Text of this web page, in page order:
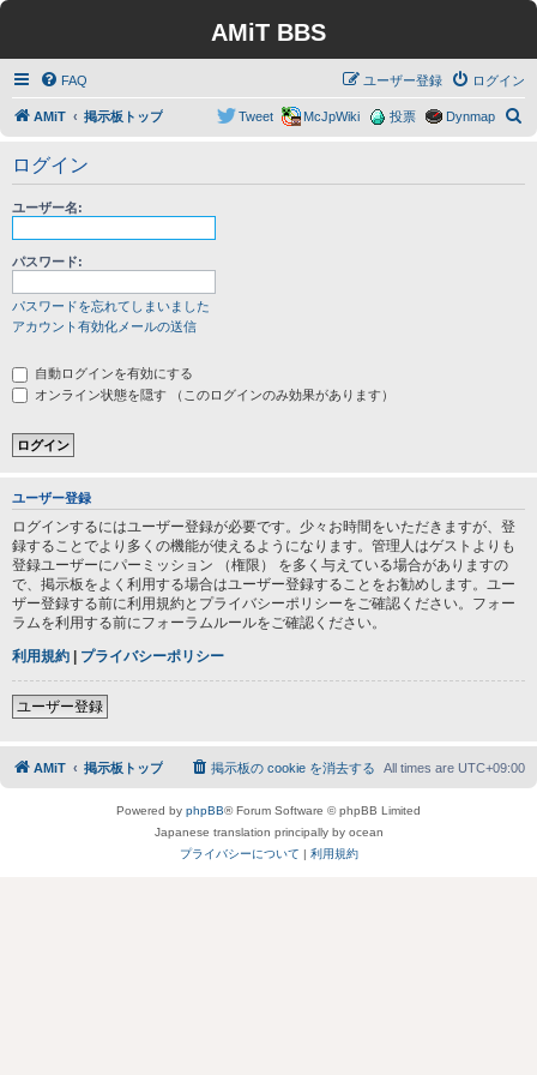
AMiT BBS
FAQ ログイン
ユーザー登録
AMiT 掲示板トップ Dynmap
投票
McJpWiki
Tweet
ログイン
ユーザー名:
パスワード:
パスワードを忘れてしまいました
アカウント有効化メールの送信
自動ログインを有効にする
オンライン状態を隠す （このログインのみ効果があります）
ユーザー登録
ログインするにはユーザー登録が必要です。少々お時間をいただきますが、登
録することでより多くの機能が使えるようになります。管理人はゲストよりも
登録ユーザーにパーミッション （権限） を多く与えている場合がありますの
で、掲示板をよく利用する場合はユーザー登録することをお勧めします。ユー
ザー登録する前に利用規約とプライバシーポリシーをご確認ください。フォー
ラムを利用する前にフォーラムルールをご確認ください。
利用規約 | プライバシーポリシー
ユーザー登録
AMiT 掲示板トップ All times are UTC+09:00
掲示板の cookie を消去する
Powered by phpBB® Forum Software © phpBB Limited
Japanese translation principally by ocean
プライバシーについて | 利用規約